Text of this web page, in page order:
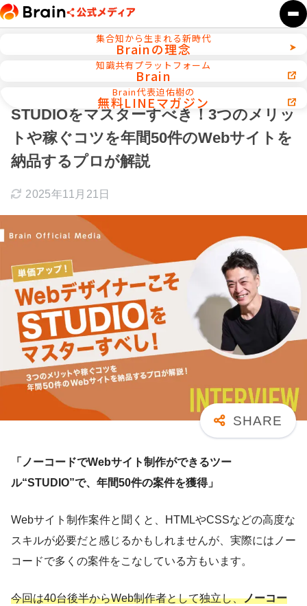
集合知から生まれる新時代
Brainの理念
知識共有プラットフォーム
Brain
Brain代表迫佑樹の
無料LINEマガジン
Webデザイン／WEB制作
【単価アップ】Webデザイナーこそ
STUDIOをマスターすべき！3つのメリッ
トや稼ぐコツを年間50件のWebサイトを
納品するプロが解説
2025年11月21日
「ノーコードでWebサイト制作ができるツー
ル“STUDIO”で、年間50件の案件を獲得」
Webサイト制作案件と聞くと、HTMLやCSSなどの高度な
スキルが必要だと感じるかもしれませんが、実際にはノー
コードで多くの案件をこなしている方もいます。
今回は40台後半からWeb制作者として独立し、ノーコー